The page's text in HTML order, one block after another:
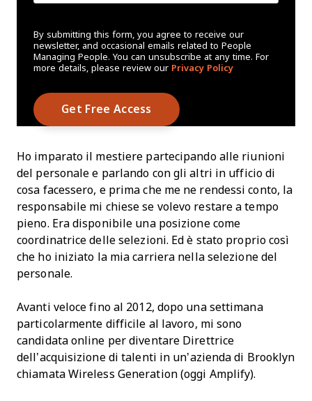
By submitting this form, you agree to receive our
newsletter, and occasional emails related to People
Managing People. You can unsubscribe at any time. For
more details, please review our Privacy Policy
Ho imparato il mestiere partecipando alle riunioni
del personale e parlando con gli altri in ufficio di
cosa facessero, e prima che me ne rendessi conto, la
responsabile mi chiese se volevo restare a tempo
pieno. Era disponibile una posizione come
coordinatrice delle selezioni. Ed è stato proprio così
che ho iniziato la mia carriera nella selezione del
personale.
Avanti veloce fino al 2012, dopo una settimana
particolarmente difficile al lavoro, mi sono
candidata online per diventare Direttrice
dell’acquisizione di talenti in un’azienda di Brooklyn
chiamata Wireless Generation (oggi Amplify).